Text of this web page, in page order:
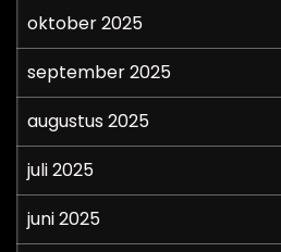
oktober 2025
september 2025
augustus 2025
juli 2025
juni 2025